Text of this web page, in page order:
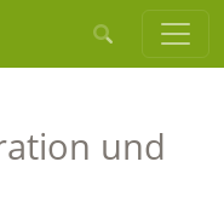
und